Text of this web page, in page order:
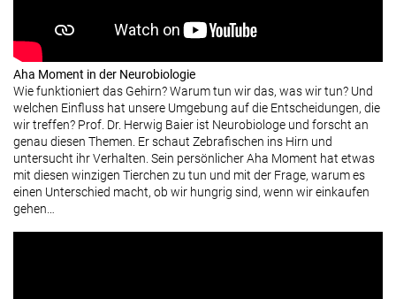
Aha Moment in der Neurobiologie
Wie funktioniert das Gehirn? Warum tun wir das, was wir tun? Und
welchen Einfluss hat unsere Umgebung auf die Entscheidungen, die
wir treffen? Prof. Dr. Herwig Baier ist Neurobiologe und forscht an
genau diesen Themen. Er schaut Zebrafischen ins Hirn und
untersucht ihr Verhalten. Sein persönlicher Aha Moment hat etwas
mit diesen winzigen Tierchen zu tun und mit der Frage, warum es
einen Unterschied macht, ob wir hungrig sind, wenn wir einkaufen
gehen…